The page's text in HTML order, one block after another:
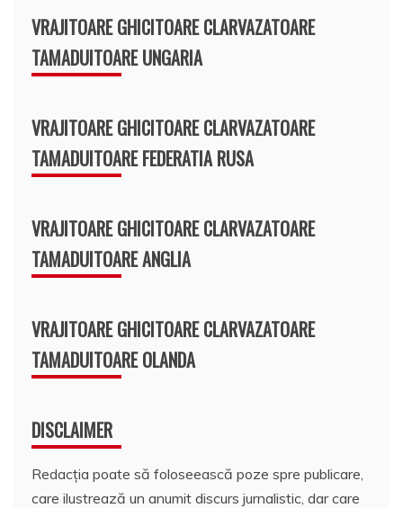
VRAJITOARE GHICITOARE CLARVAZATOARE
TAMADUITOARE UNGARIA
VRAJITOARE GHICITOARE CLARVAZATOARE
TAMADUITOARE FEDERATIA RUSA
VRAJITOARE GHICITOARE CLARVAZATOARE
TAMADUITOARE ANGLIA
VRAJITOARE GHICITOARE CLARVAZATOARE
TAMADUITOARE OLANDA
DISCLAIMER
Redacția poate să foloseească poze spre publicare,
care ilustrează un anumit discurs jurnalistic, dar care